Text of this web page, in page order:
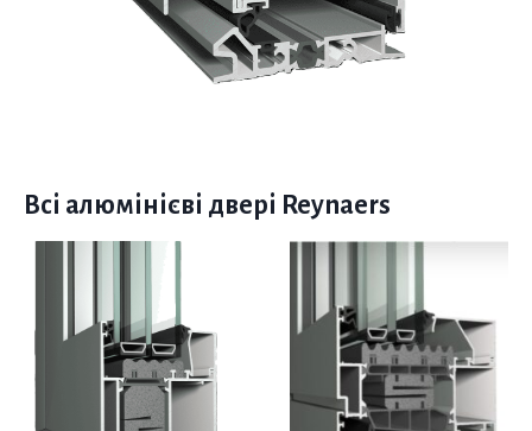
Всі алюмінієві двері Reynaers